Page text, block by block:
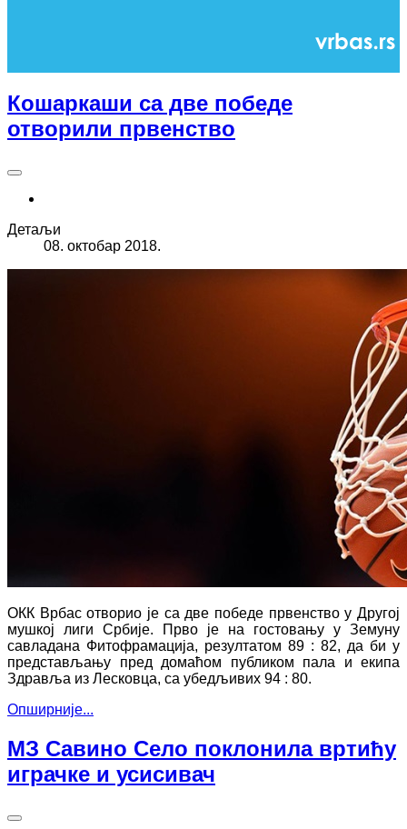
Кошаркаши са две победе
отворили првенство
Детаљи
08. октобар 2018.
ОКК Врбас отворио је са две победе првенство у Другој
мушкој лиги Србије. Прво је на гостовању у Земуну
савладана Фитофрамација, резултатом 89 : 82, да би у
представљању пред домаћом публиком пала и екипа
Здравља из Лесковца, са убедљивих 94 : 80.
Опширније...
МЗ Савино Село поклонила вртићу
играчке и усисивач